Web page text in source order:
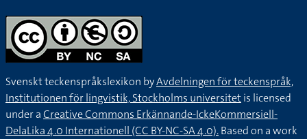
Svenskt teckenspråkslexikon byAvdelningen för teckenspråk,
Institutionen för lingvistik, Stockholms universitetis licensed
under aCreative Commons Erkännande-IckeKommersiell-
DelaLika 4.0 Internationell (CC BY-NC-SA 4.0).Based on a work